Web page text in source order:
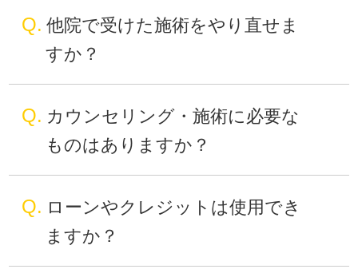
Q. 他院で受けた施術をやり直せま
すか？
Q. カウンセリング・施術に必要な
ものはありますか？
Q. ローンやクレジットは使用でき
ますか？